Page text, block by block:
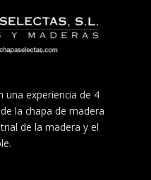
una experiencia de 4
la chapa de madera
de la madera y el